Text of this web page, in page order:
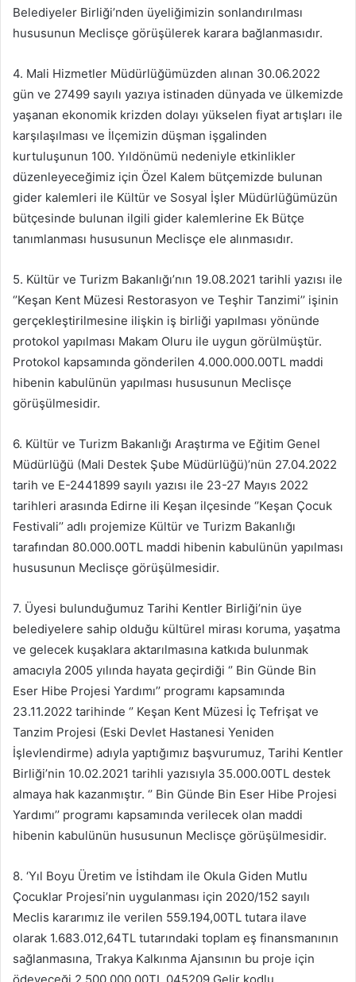
Belediyeler Birliği’nden üyeliğimizin sonlandırılması
hususunun Meclisçe görüşülerek karara bağlanmasıdır.
4. Mali Hizmetler Müdürlüğümüzden alınan 30.06.2022
gün ve 27499 sayılı yazıya istinaden dünyada ve ülkemizde
yaşanan ekonomik krizden dolayı yükselen fiyat artışları ile
karşılaşılması ve İlçemizin düşman işgalinden
kurtuluşunun 100. Yıldönümü nedeniyle etkinlikler
düzenleyeceğimiz için Özel Kalem bütçemizde bulunan
gider kalemleri ile Kültür ve Sosyal İşler Müdürlüğümüzün
bütçesinde bulunan ilgili gider kalemlerine Ek Bütçe
tanımlanması hususunun Meclisçe ele alınmasıdır.
5. Kültür ve Turizm Bakanlığı’nın 19.08.2021 tarihli yazısı ile
‘’Keşan Kent Müzesi Restorasyon ve Teşhir Tanzimi’’ işinin
gerçekleştirilmesine ilişkin iş birliği yapılması yönünde
protokol yapılması Makam Oluru ile uygun görülmüştür.
Protokol kapsamında gönderilen 4.000.000.00TL maddi
hibenin kabulünün yapılması hususunun Meclisçe
görüşülmesidir.
6. Kültür ve Turizm Bakanlığı Araştırma ve Eğitim Genel
Müdürlüğü (Mali Destek Şube Müdürlüğü)’nün 27.04.2022
tarih ve E-2441899 sayılı yazısı ile 23-27 Mayıs 2022
tarihleri arasında Edirne ili Keşan ilçesinde ‘’Keşan Çocuk
Festivali’’ adlı projemize Kültür ve Turizm Bakanlığı
tarafından 80.000.00TL maddi hibenin kabulünün yapılması
hususunun Meclisçe görüşülmesidir.
7. Üyesi bulunduğumuz Tarihi Kentler Birliği’nin üye
belediyelere sahip olduğu kültürel mirası koruma, yaşatma
ve gelecek kuşaklara aktarılmasına katkıda bulunmak
amacıyla 2005 yılında hayata geçirdiği ‘’ Bin Günde Bin
Eser Hibe Projesi Yardımı’’ programı kapsamında
23.11.2022 tarihinde ‘’ Keşan Kent Müzesi İç Tefrişat ve
Tanzim Projesi (Eski Devlet Hastanesi Yeniden
İşlevlendirme) adıyla yaptığımız başvurumuz, Tarihi Kentler
Birliği’nin 10.02.2021 tarihli yazısıyla 35.000.00TL destek
almaya hak kazanmıştır. ‘’ Bin Günde Bin Eser Hibe Projesi
Yardımı’’ programı kapsamında verilecek olan maddi
hibenin kabulünün hususunun Meclisçe görüşülmesidir.
8. ‘Yıl Boyu Üretim ve İstihdam ile Okula Giden Mutlu
Çocuklar Projesi’nin uygulanması için 2020/152 sayılı
Meclis kararımız ile verilen 559.194,00TL tutara ilave
olarak 1.683.012,64TL tutarındaki toplam eş finansmanının
sağlanmasına, Trakya Kalkınma Ajansının bu proje için